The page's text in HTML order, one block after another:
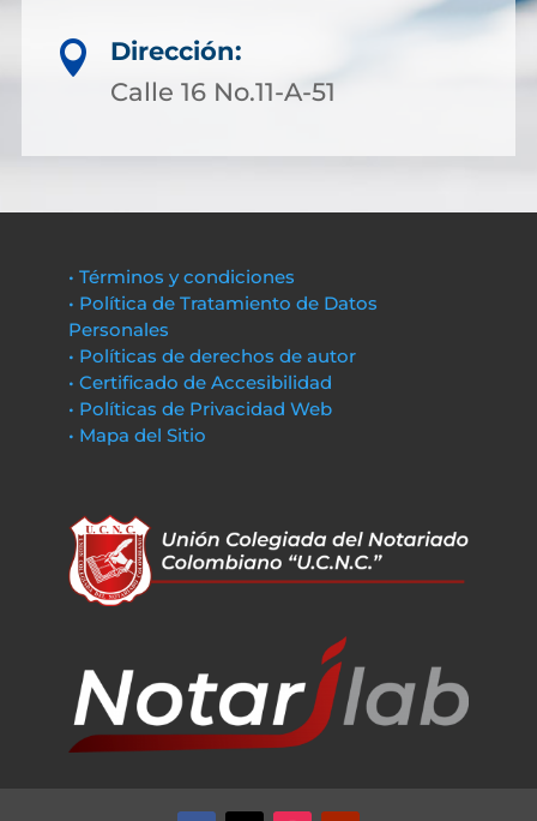

Dirección:
Calle 16 No.11-A-51
• Términos y condiciones
• Política de Tratamiento de Datos
Personales
• Políticas de derechos de autor
• Certificado de Accesibilidad
• Políticas de Privacidad Web
• Mapa del Sitio